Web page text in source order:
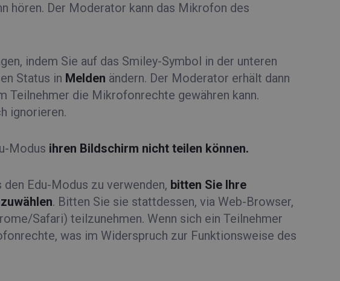
hören. Der Moderator kann das Mikrofon des
indem Sie auf das Smiley-Symbol in der unteren
Status in Melden ändern. Der Moderator erhält dann
Teilnehmer die Mikrofonrechte gewähren kann.
ignorieren.
Modus ihren Bildschirm nicht teilen können.
Edu-Modus zu verwenden, bitten Sie Ihre
. Bitten Sie sie stattdessen, via Web-Browser,
Safari) teilzunehmen. Wenn sich ein Teilnehmer
was im Widerspruch zur Funktionsweise des